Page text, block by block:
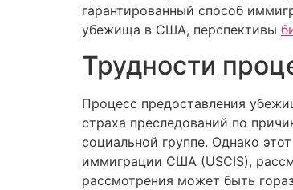
гарантированный способ
убежища в США, перспективы
Трудности
Процесс предоставления
страха преследований по
социальной группе. Однако
иммиграции США (USCIS),
рассмотрения может быть